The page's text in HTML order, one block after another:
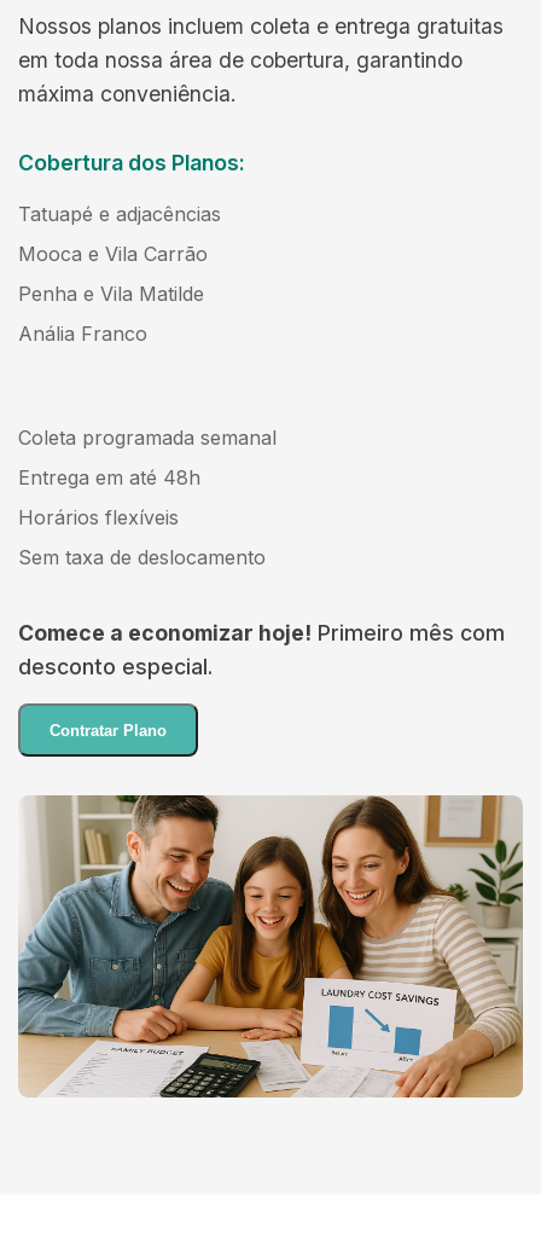
Nossos planos incluem coleta e entrega gratuitas
em toda nossa área de cobertura, garantindo
máxima conveniência.
Cobertura dos Planos:
Tatuapé e adjacências
Mooca e Vila Carrão
Penha e Vila Matilde
Anália Franco
Coleta programada semanal
Entrega em até 48h
Horários flexíveis
Sem taxa de deslocamento
Comece a economizar hoje! Primeiro mês com
desconto especial.
Contratar Plano